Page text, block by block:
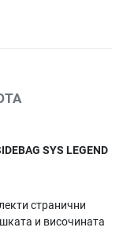
SYS LEGEND
странични
и височината